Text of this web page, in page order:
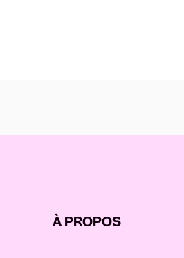
À PROPOS